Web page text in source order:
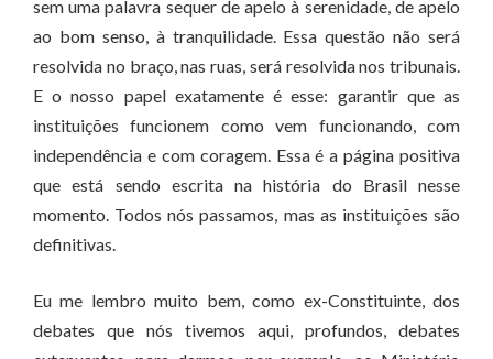
sem uma palavra sequer de apelo à serenidade, de apelo
ao bom senso, à tranquilidade. Essa questão não será
resolvida no braço, nas ruas, será resolvida nos tribunais.
E o nosso papel exatamente é esse: garantir que as
instituições funcionem como vem funcionando, com
independência e com coragem. Essa é a página positiva
que está sendo escrita na história do Brasil nesse
momento. Todos nós passamos, mas as instituições são
definitivas.
Eu me lembro muito bem, como ex-Constituinte, dos
debates que nós tivemos aqui, profundos, debates